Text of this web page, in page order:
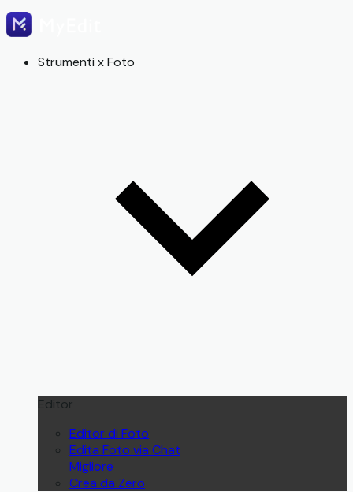
Strumenti x Foto
Editor
Editor di Foto
Edita Foto via Chat
Migliore
Crea da Zero